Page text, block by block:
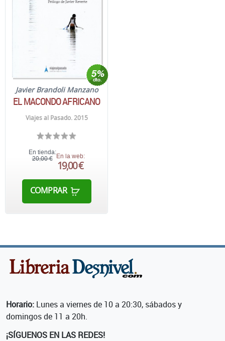
Javier Brandoli Manzano
EL MACONDO AFRICANO
Viajes al Pasado. 2015
En tienda:
20,00 € En la web:
19,00 €
COMPRAR
Horario: Lunes a viernes de 10 a 20:30, sábados y
domingos de 11 a 20h.
¡SÍGUENOS EN LAS REDES!